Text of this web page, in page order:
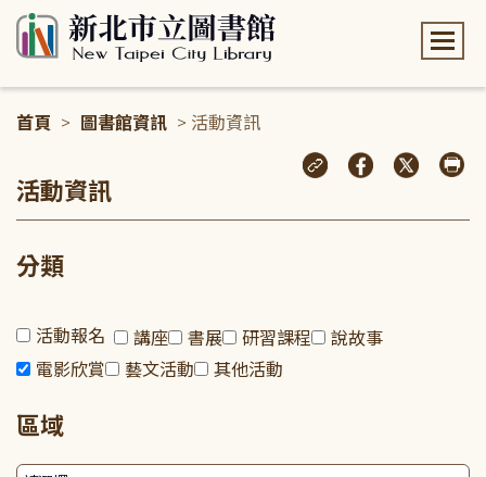
首頁 > 圖書館資訊 > 活動資訊
活動資訊
分類
活動報名 講座 書展 研習課程
說故事
電影欣賞
藝文活動 其他活動
區域